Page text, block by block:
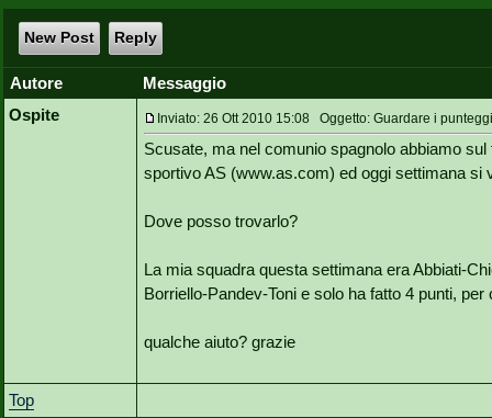
New Post Reply
Autore
Messaggio
Ospite
Inviato: 26 Ott 2010 15:08 Oggetto: Guardare i punteggi
Scusate, ma nel comunio spagnolo abbiamo
sportivo AS (www.as.com) ed oggi settimana si
Dove posso trovarlo?
La mia squadra questa settimana era Abbiati-
Borriello-Pandev-Toni e solo ha fatto 4 punti,
qualche aiuto? grazie
Top